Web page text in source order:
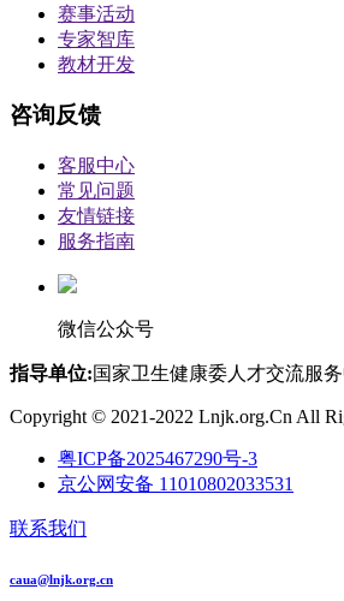
赛事活动
专家智库
教材开发
咨询反馈
客服中心
常见问题
友情链接
服务指南
微信公众号
指导单位:国家卫生健康委人才交流服
Copyright © 2021-2022 Lnjk.org.Cn All
粤ICP备2025467290号-3
京公网安备 11010802033531
联系我们
caua@lnjk.org.cn